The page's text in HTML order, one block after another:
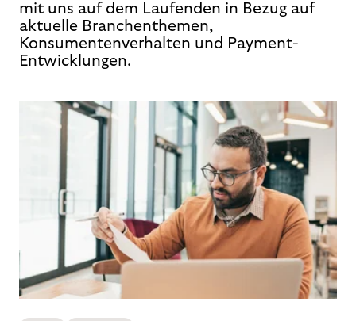
mit uns auf dem Laufenden in Bezug auf
aktuelle Branchenthemen,
Konsumentenverhalten und Payment-
Entwicklungen.